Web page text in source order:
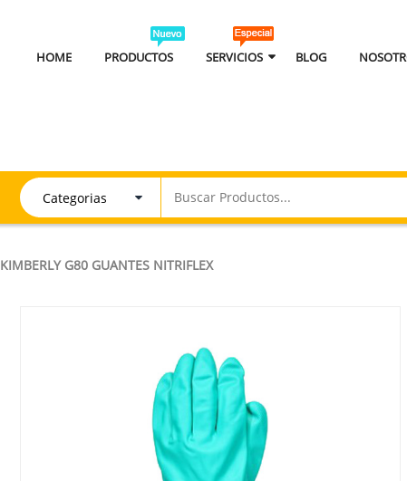
HOME PRODUCTOS SERVICIOS BLOG
KIMBERLY G80 GUANTES NITRIFLEX